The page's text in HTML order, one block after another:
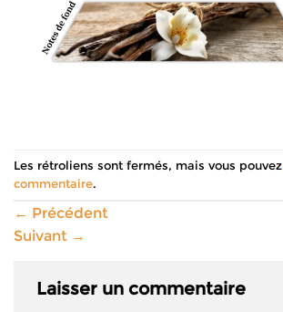
Les rétroliens sont fermés, mais vous pouvez
commentaire.
← Précédent
Suivant →
Laisser un commentaire